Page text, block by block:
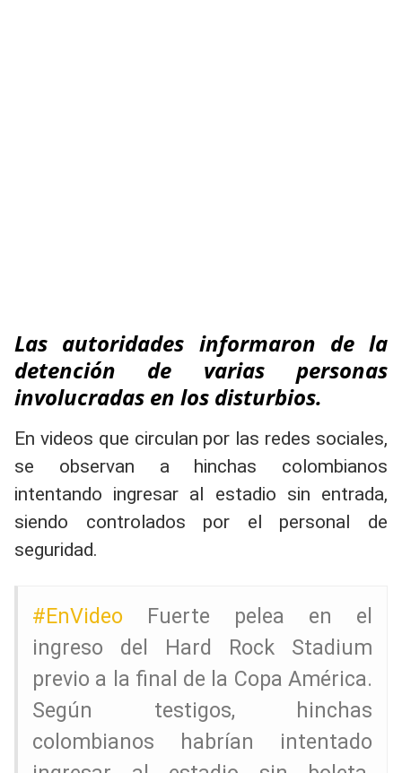
Las autoridades informaron de la
detención de varias personas
involucradas en los disturbios.
En videos que circulan por las redes sociales,
se observan a hinchas colombianos
intentando ingresar al estadio sin entrada,
siendo controlados por el personal de
seguridad.
#EnVideo Fuerte pelea en el
ingreso del Hard Rock Stadium
previo a la final de la Copa América.
Según testigos, hinchas
colombianos habrían intentado